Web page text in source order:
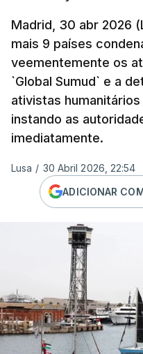
Madrid, 30 abr 2026
mais 9 países
veementemente os
`Global Sumud` e a
ativistas humanitários
instando as
imediatamente.
Lusa / 30 Abril 2026, 22:54
ADICIONAR